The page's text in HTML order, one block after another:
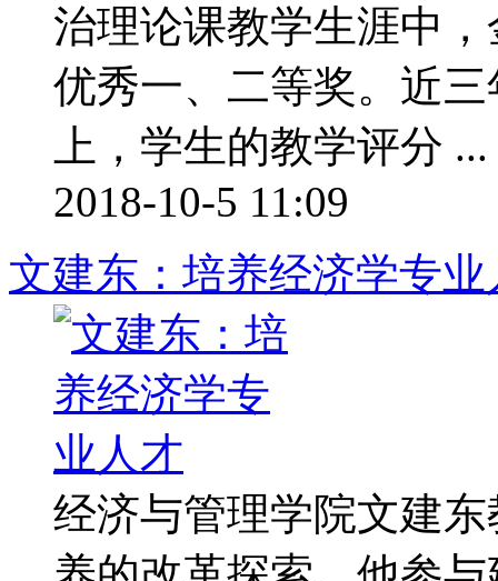
治理论课教学生涯中
优秀一、二等奖。近
上，学生的教学评分 ...
2018-10-5 11:09
文建东：培养经济学专业
经济与管理学院文建